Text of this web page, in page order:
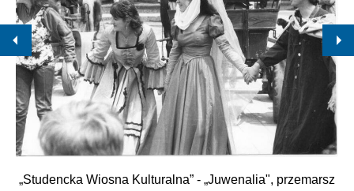
„Studencka Wiosna Kulturalna” - „Juwenalia", przemarsz